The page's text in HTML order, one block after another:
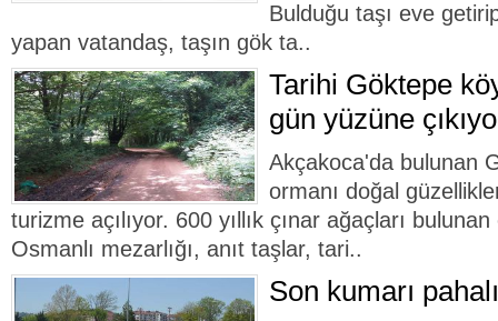
Bulduğu taşı eve
yapan vatandaş, taşın gök ta..
Tarihi Göktepe
gün yüzüne
Akçakoca'da bulunan
ormanı doğal
turizme açılıyor. 600 yıllık çınar ağaçları
Osmanlı mezarlığı, anıt taşlar, tari..
Son kumarı